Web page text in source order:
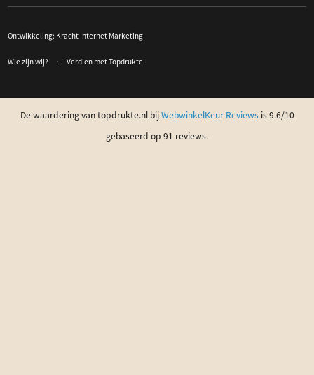
Ontwikkeling: Kracht Internet Marketing
Wie zijn wij? Verdien met Topdrukte
De waardering van topdrukte.nl bijWebwinkelKeur Reviewsis 9.6/10
gebaseerd op 91 reviews.